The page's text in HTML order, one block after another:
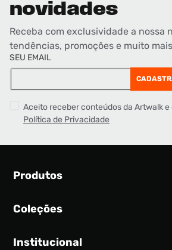
novidades
Receba com exclusividade a nossa
tendências, promoções e muito mais
SEU EMAIL
Aceito receber conteúdos da Artwalk
Política de Privacidade
Produtos
Calendário SNEAKER
Tênis
Coleções
Air Jordan 1
Institucional